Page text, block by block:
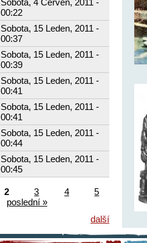
00:22
Sobota, 15 Leden, 2011 -
00:37
Sobota, 15 Leden, 2011 -
00:39
Sobota, 15 Leden, 2011 -
00:41
Sobota, 15 Leden, 2011 -
00:41
Sobota, 15 Leden, 2011 -
00:44
Sobota, 15 Leden, 2011 -
00:45
2 3 4
5
poslední »
další